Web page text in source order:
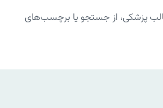
پزشکی، از جستجو یا برچسب‌های